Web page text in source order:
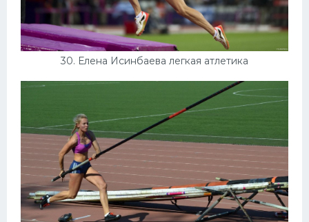
30. Елена Исинбаева легкая атлетика